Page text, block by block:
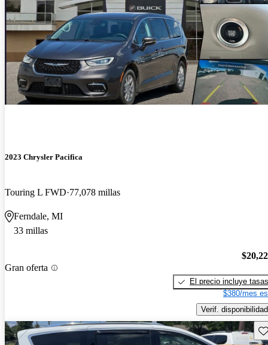
2023 Chrysler Pacifica
Touring L FWD 77,078 millas
Ferndale, MI
33 millas
Gran oferta
El precio incluye tasas
$380/mes
Verif. disponibilidad